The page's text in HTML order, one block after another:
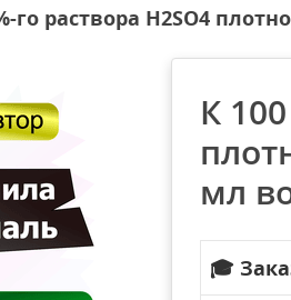
го раствора H2SO4
К
мл
🎓